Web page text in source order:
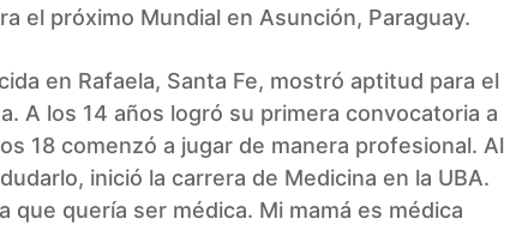
el próximo Mundial en Asunción, Paraguay.
en Rafaela, Santa Fe, mostró aptitud para el
A los 14 años logró su primera convocatoria a
18 comenzó a jugar de manera profesional. Al
inició la carrera de Medicina en la UBA.
que quería ser médica. Mi mamá es médica